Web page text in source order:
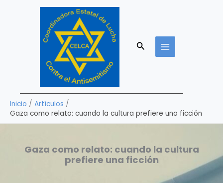
Buscar
Inicio
Artículos
Gaza como relato: cuando la cultura prefiere una ficción
Gaza como relato: cuando la cultura
prefiere una ficción